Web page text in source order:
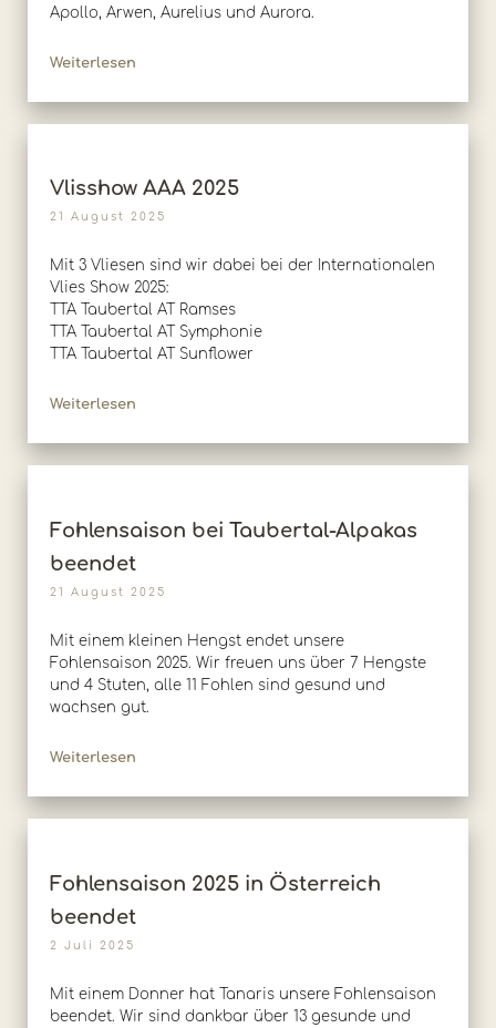
Apollo, Arwen, Aurelius und Aurora.
Weiterlesen
Vlisshow AAA 2025
21 August 2025
Mit 3 Vliesen sind wir dabei bei der Internationalen
Vlies Show 2025:
TTA Taubertal AT Ramses
TTA Taubertal AT Symphonie
TTA Taubertal AT Sunflower
Weiterlesen
Fohlensaison bei Taubertal-Alpakas
beendet
21 August 2025
Mit einem kleinen Hengst endet unsere
Fohlensaison 2025. Wir freuen uns über 7 Hengste
und 4 Stuten, alle 11 Fohlen sind gesund und
wachsen gut.
Weiterlesen
Fohlensaison 2025 in Österreich
beendet
2 Juli 2025
Mit einem Donner hat Tanaris unsere Fohlensaison
beendet. Wir sind dankbar über 13 gesunde und